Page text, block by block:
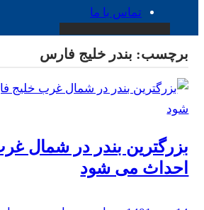
تماس با ما
برچسب: بندر خلیج فارس
بزرگترین بندر در شمال
احداث می شود